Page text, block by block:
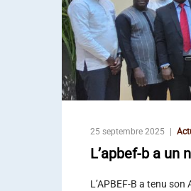
25 septembre 2025
L’apbef-b a un
L’APBEF-B a tenu